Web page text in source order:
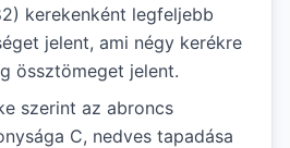
kerekenként legfeljebb
jelent, ami négy kerékre
össztömeget jelent.
szerint az abroncs
C, nedves tapadása